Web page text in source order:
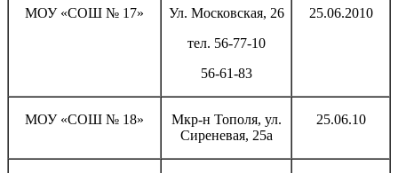
МОУ «СОШ № 17»
Ул. Московская, 26
тел. 56-77-10
56-61-83
25.06.2010
МОУ «СОШ № 18»
Мкр-н Тополя, ул.
Сиреневая, 25а
25.06.10